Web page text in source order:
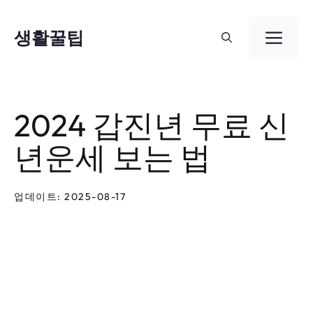
생활꿀팁
메
2024 갑진년 무료 신
년운세 보는 법
업데이트: 2025-08-17